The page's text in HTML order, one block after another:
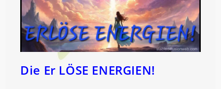
Die Er LÖSE ENERGIEN!